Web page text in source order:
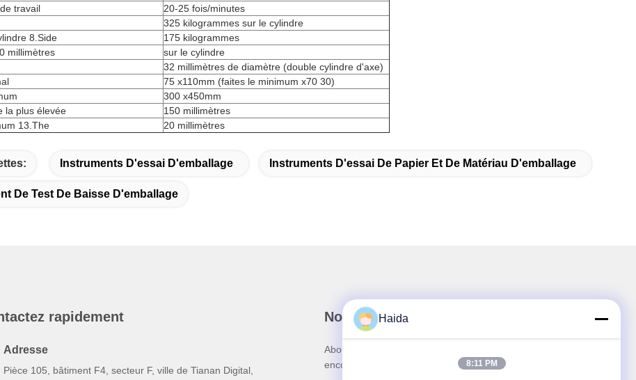
travail
20-25 fois/minutes
325 kilogrammes sur le cylindre
8.Side
175 kilogrammes
millimètres
sur le cylindre
32 millimètres de diamètre (double cylindre d'axe)
75 x110mm (faites le minimum x70 30)
300 x450mm
la plus élevée
150 millimètres
13.The
20 millimètres
Instruments D'essai D'emballage Instruments D'essai De Papier Et De Matériau D'emballage
De Test De Baisse D'emballage
rapidement
Adresse
Pièce 105, bâtiment F4, secteur F, ville de Tianan Digital,
Notre newsletter
Abonnez-vous à notre newsletter pour des réductions et plus
encore.
Haida
8:11 PM